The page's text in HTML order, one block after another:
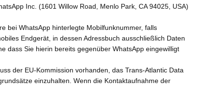
Inc. (1601 Willow Road, Menlo Park, CA 94025, USA)
bei WhatsApp hinterlegte Mobilfunknummer, falls
Endgerät, in dessen Adressbuch ausschließlich Daten
dass Sie hierin bereits gegenüber WhatsApp eingewilligt
der EU-Kommission vorhanden, das Trans-Atlantic Data
einzuhalten. Wenn die Kontaktaufnahme der